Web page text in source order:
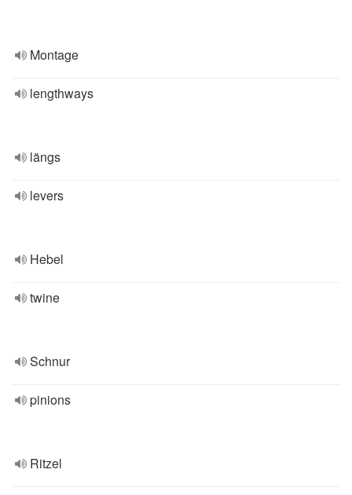
Montage
lengthways
längs
levers
Hebel
twine
Schnur
pinions
Ritzel